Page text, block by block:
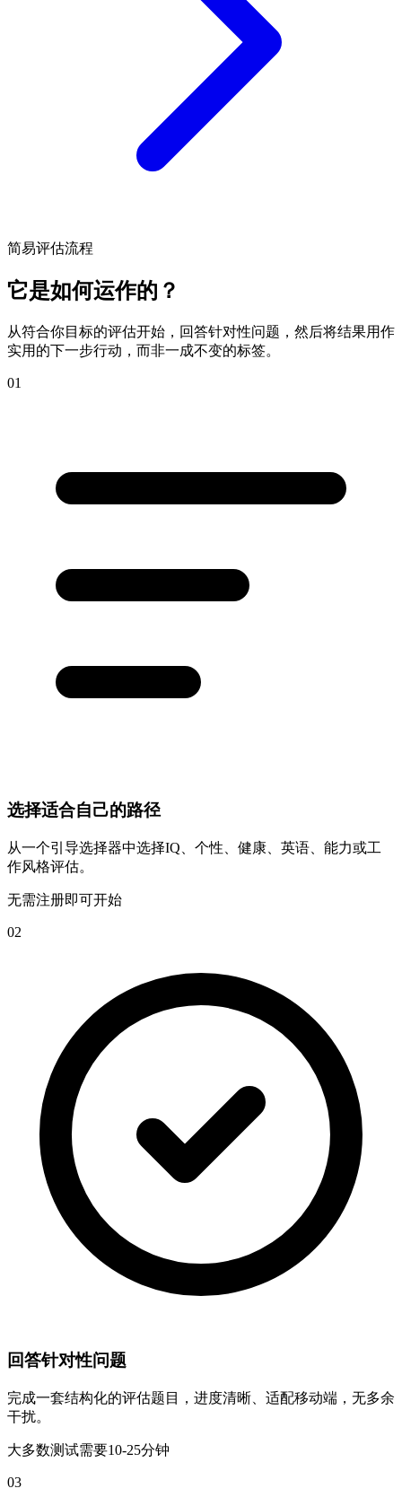
简易评估流程
它是如何运作的？
从符合你目标的评估开始，回答针对性问题，然后将结果用作
实用的下一步行动，而非一成不变的标签。
01
选择适合自己的路径
从一个引导选择器中选择IQ、个性、健康、英语、能力或工
作风格评估。
无需注册即可开始
02
回答针对性问题
完成一套结构化的评估题目，进度清晰、适配移动端，无多余
干扰。
大多数测试需要10-25分钟
03